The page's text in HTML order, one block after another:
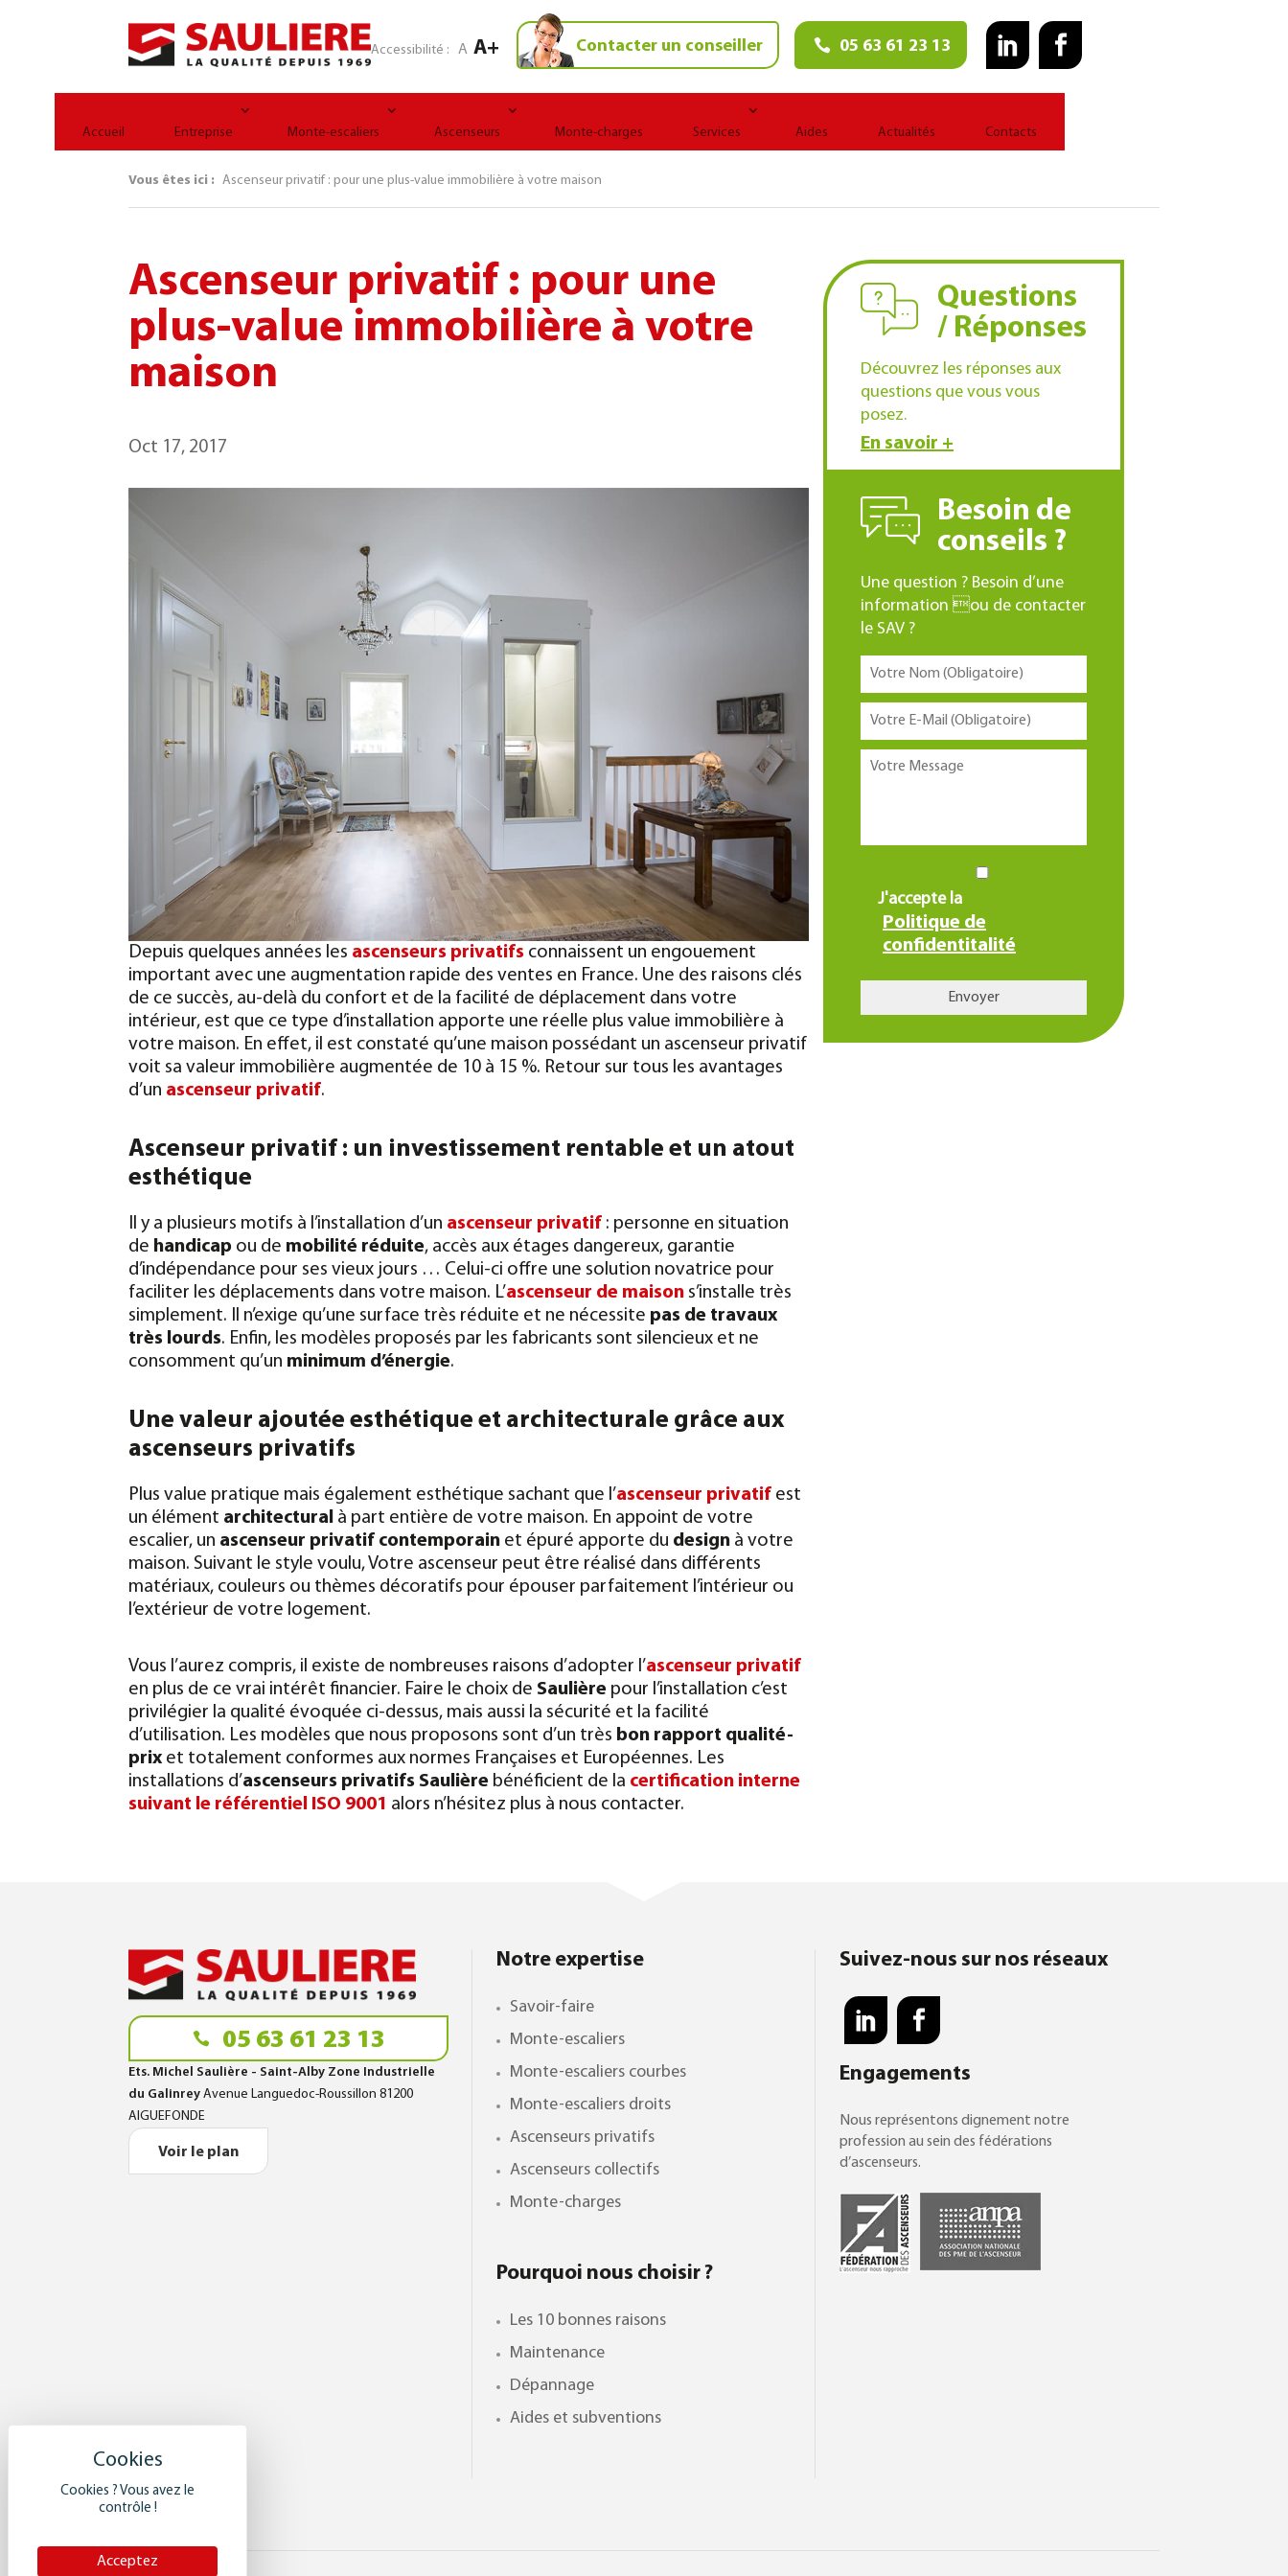
Cookies ? Vous avez le
contrôle !
Acceptez
Accessibilité :A A+ Contacter un conseiller 05 63 61 23 13
Accueil Entreprise Monte-escaliers Ascenseurs Monte-charges Services Aides Actualités Contacts
Vous êtes ici : Ascenseur privatif : pour une plus-value immobilière à votre maison
Ascenseur privatif : pour une
plus-value immobilière à votre
maison
Oct 17, 2017
Depuis quelques années les ascenseurs privatifs connaissent un engouement
important avec une augmentation rapide des ventes en France. Une des raisons clés
de ce succès, au-delà du confort et de la facilité de déplacement dans votre
intérieur, est que ce type d’installation apporte une réelle plus value immobilière à
votre maison. En effet, il est constaté qu’une maison possédant un ascenseur privatif
voit sa valeur immobilière augmentée de 10 à 15 %. Retour sur tous les avantages
d’un ascenseur privatif.
Ascenseur privatif : un investissement rentable et un atout
esthétique
Il y a plusieurs motifs à l’installation d’un ascenseur privatif : personne en situation
de handicap ou de mobilité réduite, accès aux étages dangereux, garantie
d’indépendance pour ses vieux jours … Celui-ci offre une solution novatrice pour
faciliter les déplacements dans votre maison. L’ascenseur de maison s’installe très
simplement. Il n’exige qu’une surface très réduite et ne nécessite pas de travaux
très lourds. Enfin, les modèles proposés par les fabricants sont silencieux et ne
consomment qu’un minimum d’énergie.
Une valeur ajoutée esthétique et architecturale grâce aux
ascenseurs privatifs
Plus value pratique mais également esthétique sachant que l’ascenseur privatif est
un élément architectural à part entière de votre maison. En appoint de votre
escalier, un ascenseur privatif contemporain et épuré apporte du design à votre
maison. Suivant le style voulu, Votre ascenseur peut être réalisé dans différents
matériaux, couleurs ou thèmes décoratifs pour épouser parfaitement l’intérieur ou
l’extérieur de votre logement.
Vous l’aurez compris, il existe de nombreuses raisons d’adopter l’ascenseur privatif
en plus de ce vrai intérêt financier. Faire le choix de Saulière pour l’installation c’est
privilégier la qualité évoquée ci-dessus, mais aussi la sécurité et la facilité
d’utilisation. Les modèles que nous proposons sont d’un très bon rapport qualité-
prix et totalement conformes aux normes Françaises et Européennes. Les
installations d’ascenseurs privatifs Saulière bénéficient de la certification interne
suivant le référentiel ISO 9001 alors n’hésitez plus à nous contacter.
Questions
/ Réponses
Découvrez les réponses aux
questions que vous vous
posez.
En savoir +
Besoin de
conseils ?
Une question ? Besoin d’une
information ou de contacter
le SAV ?
J'accepte la
Politique de
confidentitalité
05 63 61 23 13
Ets. Michel Saulière - Saint-Alby Zone Industrielle
du GalinreyAvenue Languedoc-Roussillon 81200
AIGUEFONDE
Voir le plan
Notre expertise
Savoir-faire
Monte-escaliers
Monte-escaliers courbes
Monte-escaliers droits
Ascenseurs privatifs
Ascenseurs collectifs
Monte-charges
Pourquoi nous choisir ?
Les 10 bonnes raisons
Maintenance
Dépannage
Aides et subventions
Suivez-nous sur nos réseaux
Engagements
Nous représentons dignement notre
profession au sein des fédérations
d’ascenseurs.